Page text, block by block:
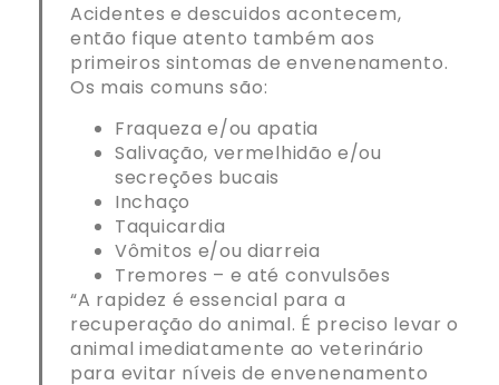
Acidentes e descuidos acontecem,
então fique atento também aos
primeiros sintomas de envenenamento.
Os mais comuns são:
Fraqueza e/ou apatia
Salivação, vermelhidão e/ou
secreções bucais
Inchaço
Taquicardia
Vômitos e/ou diarreia
Tremores – e até convulsões
“A rapidez é essencial para a
recuperação do animal. É preciso levar o
animal imediatamente ao veterinário
para evitar níveis de envenenamento